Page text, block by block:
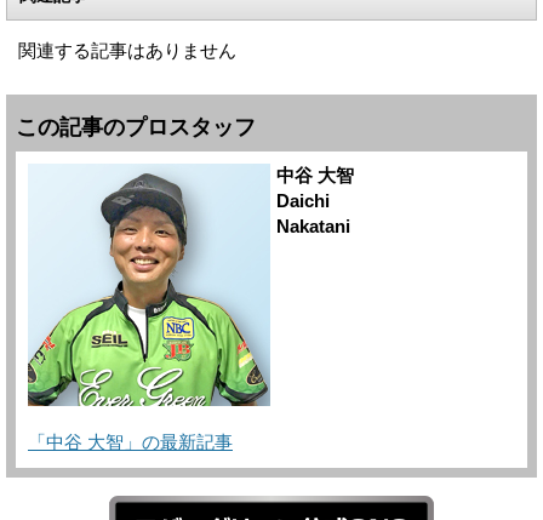
関連する記事はありません
この記事のプロスタッフ
中谷 大智
Daichi
Nakatani
「中谷 大智」の最新記事